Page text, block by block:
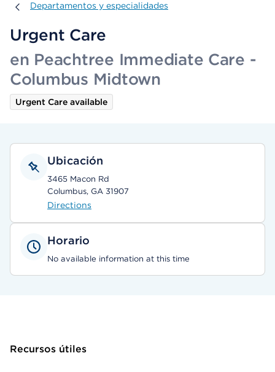
Departamentos y especialidades
Departamentos y especialidades
Urgent Care
en Peachtree Immediate Care -
Columbus Midtown
Urgent Care available
Ubicación
3465 Macon Rd
Columbus, GA 31907
Directions
Horario
No available information at this time
Recursos útiles